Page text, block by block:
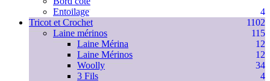
Entoilage
4
Tricot et Crochet
1102
Laine mérinos
115
Laine Mérina
12
Laine Mérinos
12
Woolly
34
3 Fils
4